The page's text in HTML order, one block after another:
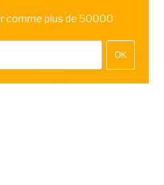
comme plus de 50000
OK